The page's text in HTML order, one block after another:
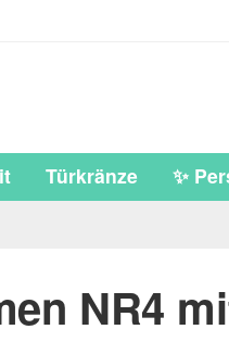
Türkränze ✨
NR4